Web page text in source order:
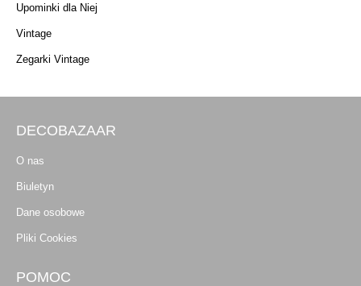
Upominki dla Niej
Vintage
Zegarki Vintage
DECOBAZAAR
O nas
Biuletyn
Dane osobowe
Pliki Cookies
POMOC